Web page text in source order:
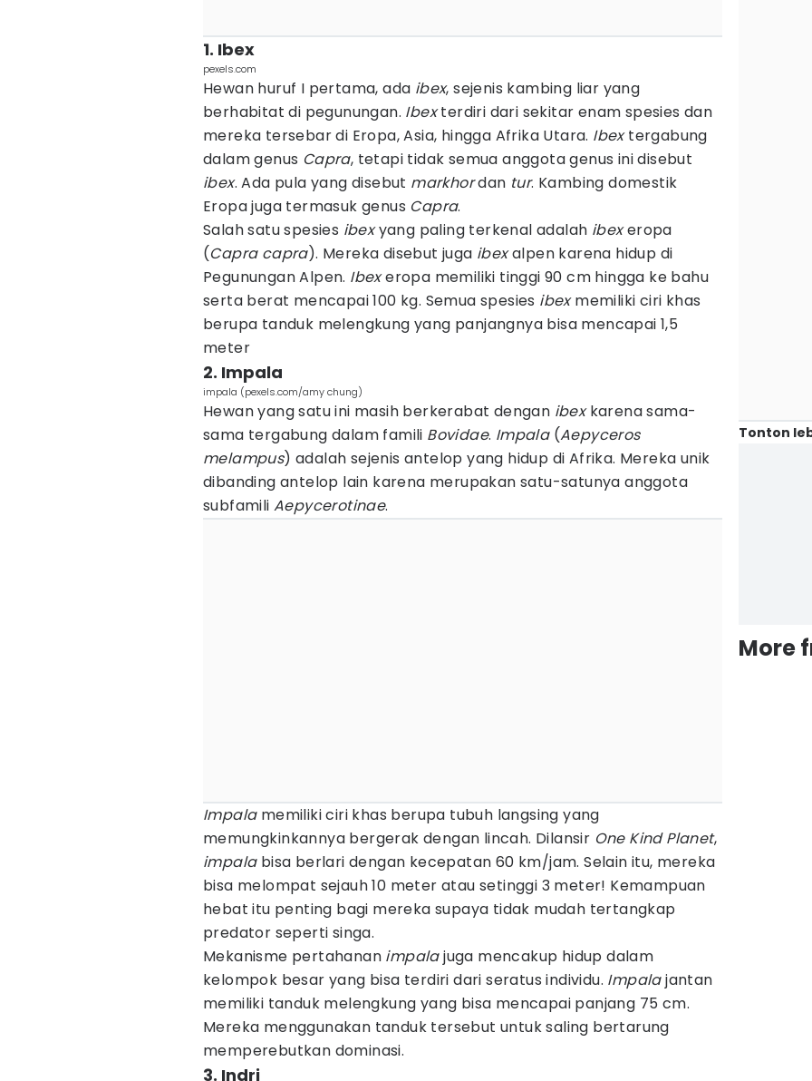
1. Ibex
pexels.com
Hewan huruf I pertama, ada ibex, sejenis kambing liar yang
berhabitat di pegunungan. Ibexterdiri dari sekitar enam spesies dan
mereka tersebar di Eropa, Asia, hingga Afrika Utara. Ibextergabung
dalam genus Capra, tetapi tidak semua anggota genus ini disebut
ibex. Ada pula yang disebut markhordan tur. Kambing domestik
Eropa juga termasuk genus Capra.
Salah satu spesies ibexyang paling terkenal adalah ibexeropa
(Capra capra). Mereka disebut juga ibexalpen karena hidup di
Pegunungan Alpen. Ibexeropa memiliki tinggi 90 cm hingga ke bahu
serta berat mencapai 100 kg. Semua spesies ibexmemiliki ciri khas
berupa tanduk melengkung yang panjangnya bisa mencapai 1,5
meter
2. Impala
impala (pexels.com/amy chung)
Hewan yang satu ini masih berkerabat dengan ibexkarena sama-
sama tergabung dalam famili Bovidae. Impala (Aepyceros
melampus) adalah sejenis antelop yang hidup di Afrika. Mereka unik
dibanding antelop lain karena merupakan satu-satunya anggota
subfamiliAepycerotinae.
Impala memiliki ciri khas berupa tubuh langsing yang
memungkinkannya bergerak dengan lincah. Dilansir One Kind Planet,
impala bisa berlari dengan kecepatan 60 km/jam. Selain itu, mereka
bisa melompat sejauh 10 meter atau setinggi 3 meter! Kemampuan
hebat itu penting bagi mereka supaya tidak mudah tertangkap
predator seperti singa.
Mekanisme pertahanan impalajuga mencakup hidup dalam
kelompok besar yang bisa terdiri dari seratus individu. Impalajantan
memiliki tanduk melengkung yang bisa mencapai panjang 75 cm.
Mereka menggunakan tanduk tersebut untuk saling bertarung
memperebutkan dominasi.
3. Indri
Tonton
More